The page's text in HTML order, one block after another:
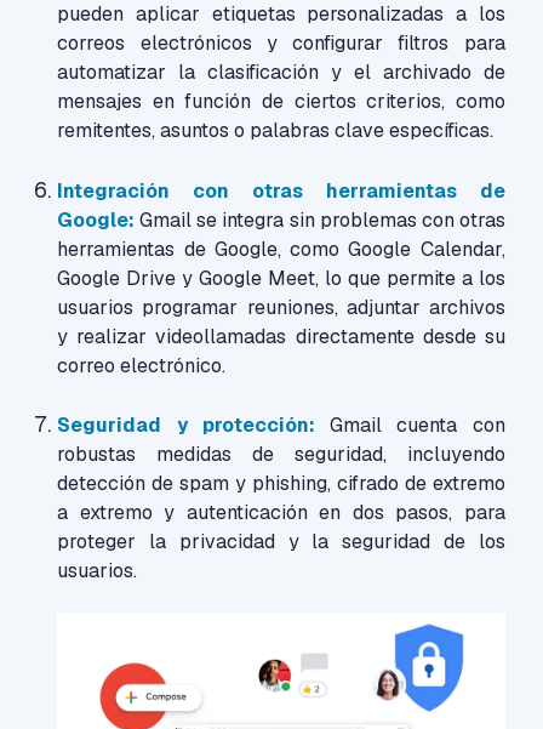
pueden aplicar etiquetas personalizadas a los
correos electrónicos y configurar filtros para
automatizar la clasificación y el archivado de
mensajes en función de ciertos criterios, como
remitentes, asuntos o palabras clave específicas.
Integración con otras herramientas de
Google: Gmail se integra sin problemas con otras
herramientas de Google, como Google Calendar,
Google Drive y Google Meet, lo que permite a los
usuarios programar reuniones, adjuntar archivos
y realizar videollamadas directamente desde su
correo electrónico.
Seguridad y protección: Gmail cuenta con
robustas medidas de seguridad, incluyendo
detección de spam y phishing, cifrado de extremo
a extremo y autenticación en dos pasos, para
proteger la privacidad y la seguridad de los
usuarios.